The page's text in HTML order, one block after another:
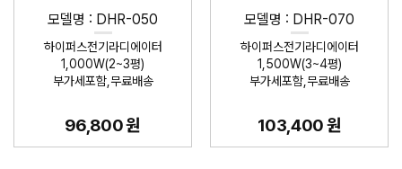
모델명 : DHR-050
하이퍼스전기라디에이터
1,000W(2~3평)
부가세포함,무료배송
96,800 원
모델명 : DHR-070
하이퍼스전기라디에이터
1,500W(3~4평)
부가세포함,무료배송
103,400 원